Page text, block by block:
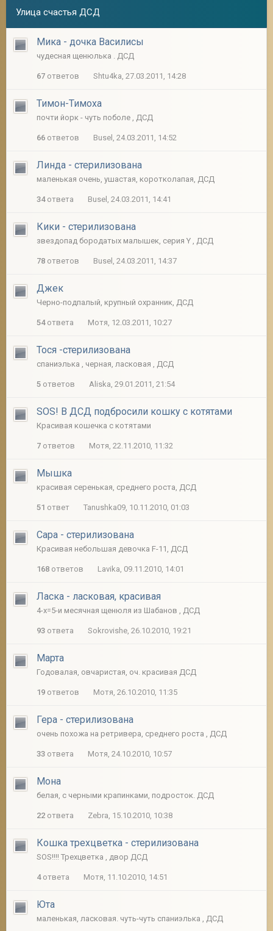
Улица счастья ДСД
Мика - дочка Василисы
чудесная щенюлька . ДСД
67 ответов Shtu4ka, 27.03.2011, 14:28
Тимон-Тимоха
почти йорк - чуть поболе , ДСД
66 ответов Busel, 24.03.2011, 14:52
Линда - стерилизована
маленькая очень, ушастая, коротколапая, ДСД
34ответа Busel, 24.03.2011, 14:41
Кики - стерилизована
звездопад бородатых малышек, серия Y , ДСД
78 ответов Busel, 24.03.2011, 14:37
Джек
Черно-подпалый, крупный охранник, ДСД
54ответа Мотя, 12.03.2011, 10:27
Тося -стерилизована
спаниэлька , черная, ласковая , ДСД
5 ответов Aliska, 29.01.2011, 21:54
SOS! В ДСД подбросили кошку с котятами
Красивая кошечка с котятами
7 ответов Мотя, 22.11.2010, 11:32
Мышка
красивая серенькая, среднего роста, ДСД
51 ответ Tanushka09, 10.11.2010, 01:03
Сара - стерилизована
Красивая небольшая девочка F-11, ДСД
168 ответов Lavika, 09.11.2010, 14:01
Ласка - ласковая, красивая
4-х=5-и месячная щенюля из Шабанов , ДСД
93 ответа Sokrovishe, 26.10.2010, 19:21
Марта
Годовалая, овчаристая, оч. красивая ДСД
19 ответов Мотя, 26.10.2010, 11:35
Гера - стерилизована
очень похожа на ретривера, среднего роста , ДСД
33 ответа Мотя, 24.10.2010, 10:57
Мона
белая, с черными крапинками, подросток. ДСД
22 ответа Zebra, 15.10.2010, 10:38
Кошка трехцветка - стерилизована
SOS!!!! Трехцветка , двор ДСД
4ответа Мотя, 11.10.2010, 14:51
Юта
маленькая, ласковая. чуть-чуть спаниэлька , ДСД